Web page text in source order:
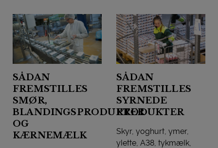
SÅDAN
FREMSTILLES
SMØR,
BLANDINGSPRODUKTER
OG
KÆRNEMÆLK
SÅDAN
FREMSTILLES
SYRNEDE
PRODUKTER
Skyr, yoghurt, ymer,
ylette, A38, tykmælk,